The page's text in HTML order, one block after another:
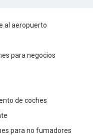
al aeropuerto
para negocios
de coches
para no fumadores